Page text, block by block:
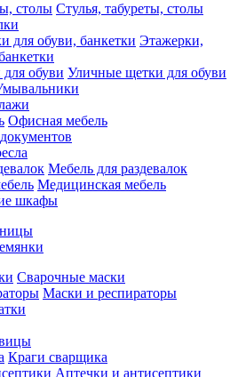
Стулья, табуреты, столы
Этажерки,
Уличные щетки для обуви
Офисная мебель
Мебель для раздевалок
Медицинская мебель
шкафы
Сварочные маски
Маски и респираторы
Краги сварщика
Аптечки и антисептики